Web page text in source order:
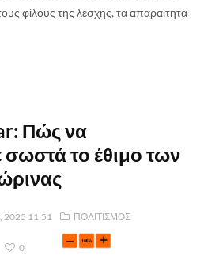
φίλους της λέσχης, τα απαραίτητα
Πώς να
το έθιμο των
2025 11:51 ΠΟΛΙΤΙΣΜΟΣ
0